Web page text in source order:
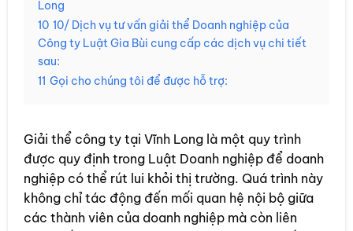
Long
10 10/ Dịch vụ tư vấn giải thể Doanh nghiệp của
Công ty Luật Gia Bùi cung cấp các dịch vụ chi tiết
sau:
11 Gọi cho chúng tôi để được hỗ trợ:
Giải thể công ty tại Vĩnh Long là một quy trình
được quy định trong Luật Doanh nghiệp để doanh
nghiệp có thể rút lui khỏi thị trường. Quá trình này
không chỉ tác động đến mối quan hệ nội bộ giữa
các thành viên của doanh nghiệp mà còn liên